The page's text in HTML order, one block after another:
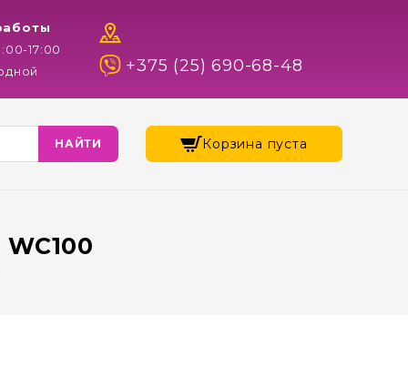
17:00
+375 (25) 690-68-48
Корзина пуста